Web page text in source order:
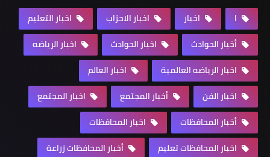
ا اخبار اخبار الاحزاب
اخبار التعليم
أخبار الحوادث
اخبار الحوادث
اخبار الرياضه
اخبار الرياضه العالمية
اخبار العالم
اخبار الفن
أخبار المجتمع
اخبار المجتمع
أخبار المحافظات
اخبار المحافظات
اخبار المحافظات تعليم
أخبار المحافظات زراعة